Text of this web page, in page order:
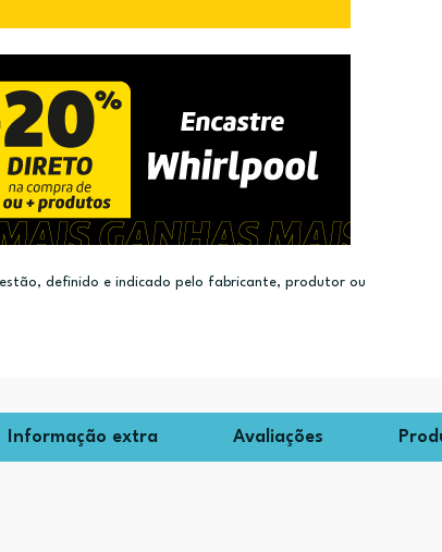
definido e indicado pelo fabricante, produtor ou
Informação extra Avaliações